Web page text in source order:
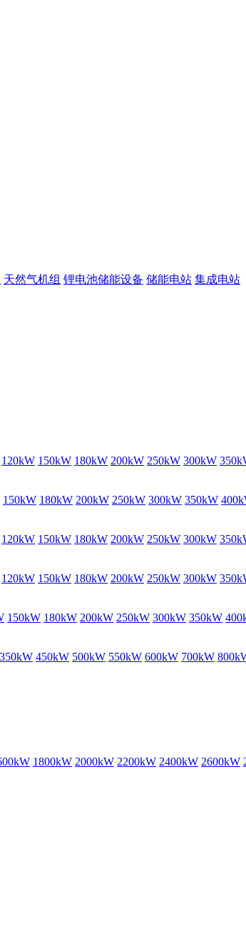
天然气机组 锂电池储能设备 储能电站 集成电站
120kW 150kW 180kW 200kW 250kW 300kW
150kW 180kW 200kW 250kW 300kW 350kW
120kW 150kW 180kW 200kW 250kW 300kW
120kW 150kW 180kW 200kW 250kW 300kW
150kW 180kW 200kW 250kW 300kW 350kW
350kW 450kW 500kW 550kW 600kW 700kW
1800kW 2000kW 2200kW 2400kW 2600kW